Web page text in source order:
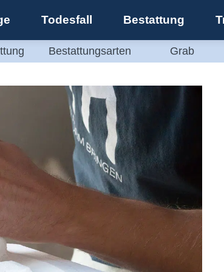
Todesfall Bestattung
Bestattungsarten Grab